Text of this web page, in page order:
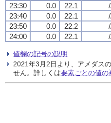
23:30
0.0 22.1
23:40
0.0 22.1
23:50
0.0 22.2
24:00
0.0 22.1
値欄の記号の説明
2021年3月2日より、アメダス
せん。詳しくは要素ごとの値の